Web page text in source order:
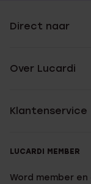
Direct naar
Over Lucardi
Klantenservice
LUCARDI MEMBER
Word member